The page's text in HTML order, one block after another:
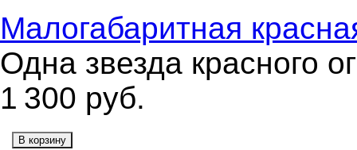
Малогабаритная
Одна звезда красного
1 300 руб.
В корзину